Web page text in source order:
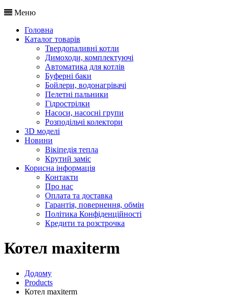
Меню
Головна
Каталог товарів
Твердопаливні котли
Димоходи, комплектуючі
Автоматика для котлів
Буферні баки
Бойлери, водонагрівачі
Пелетні пальники
Гідрострілки
Насоси, насосні групи
Розподільчі колектори
3D моделі
Новини
Вікіпедія тепла
Крутий заміс
Корисна інформація
Контакти
Про нас
Оплата та доставка
Гарантія, повернення, обмін
Політика Конфіденційності
Кредити та розстрочка
Котел maxiterm
Додому
Products
Котел maxiterm